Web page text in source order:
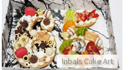
Inbals Cake Art
עוגת מספרים
התקשר/י